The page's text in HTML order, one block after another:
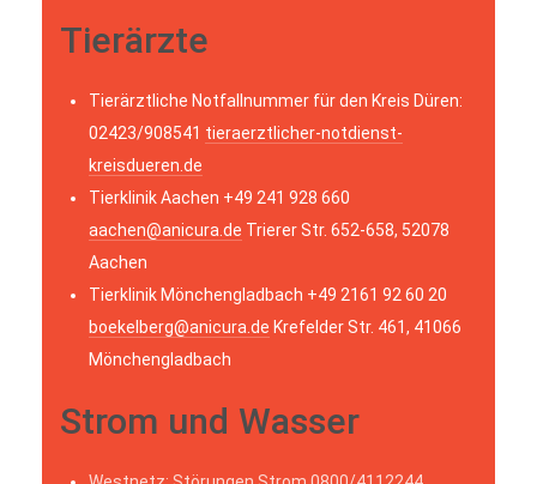
Tierärzte
Tierärztliche Notfallnummer für den Kreis Düren:
02423/908541 tieraerztlicher-notdienst-
kreisdueren.de
Tierklinik Aachen +49 241 928 660
aachen@anicura.de Trierer Str. 652-658, 52078
Aachen
Tierklinik Mönchengladbach +49 2161 92 60 20
boekelberg@anicura.de Krefelder Str. 461, 41066
Mönchengladbach
Strom und Wasser